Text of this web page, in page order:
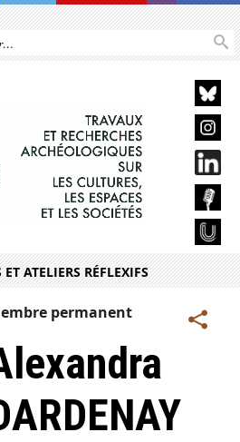
ET ATELIERS RÉFLEXIFS
permanent